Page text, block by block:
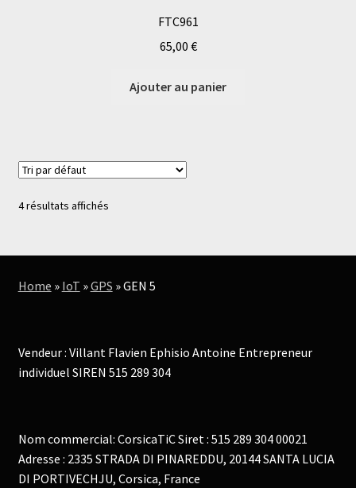
FTC961
65,00 €
Ajouter au panier
4 résultats affichés
Home » IoT »GPS »GEN 5
Vendeur : Villant Flavien Ephisio Antoine Entrepreneur
individuel SIREN 515 289 304
Nom commercial: CorsicaTiC Siret : 515 289 304 00021
Adresse : 2335 STRADA DI PINAREDDU, 20144 SANTA LUCIA
DI PORTIVECHJU, Corsica, France